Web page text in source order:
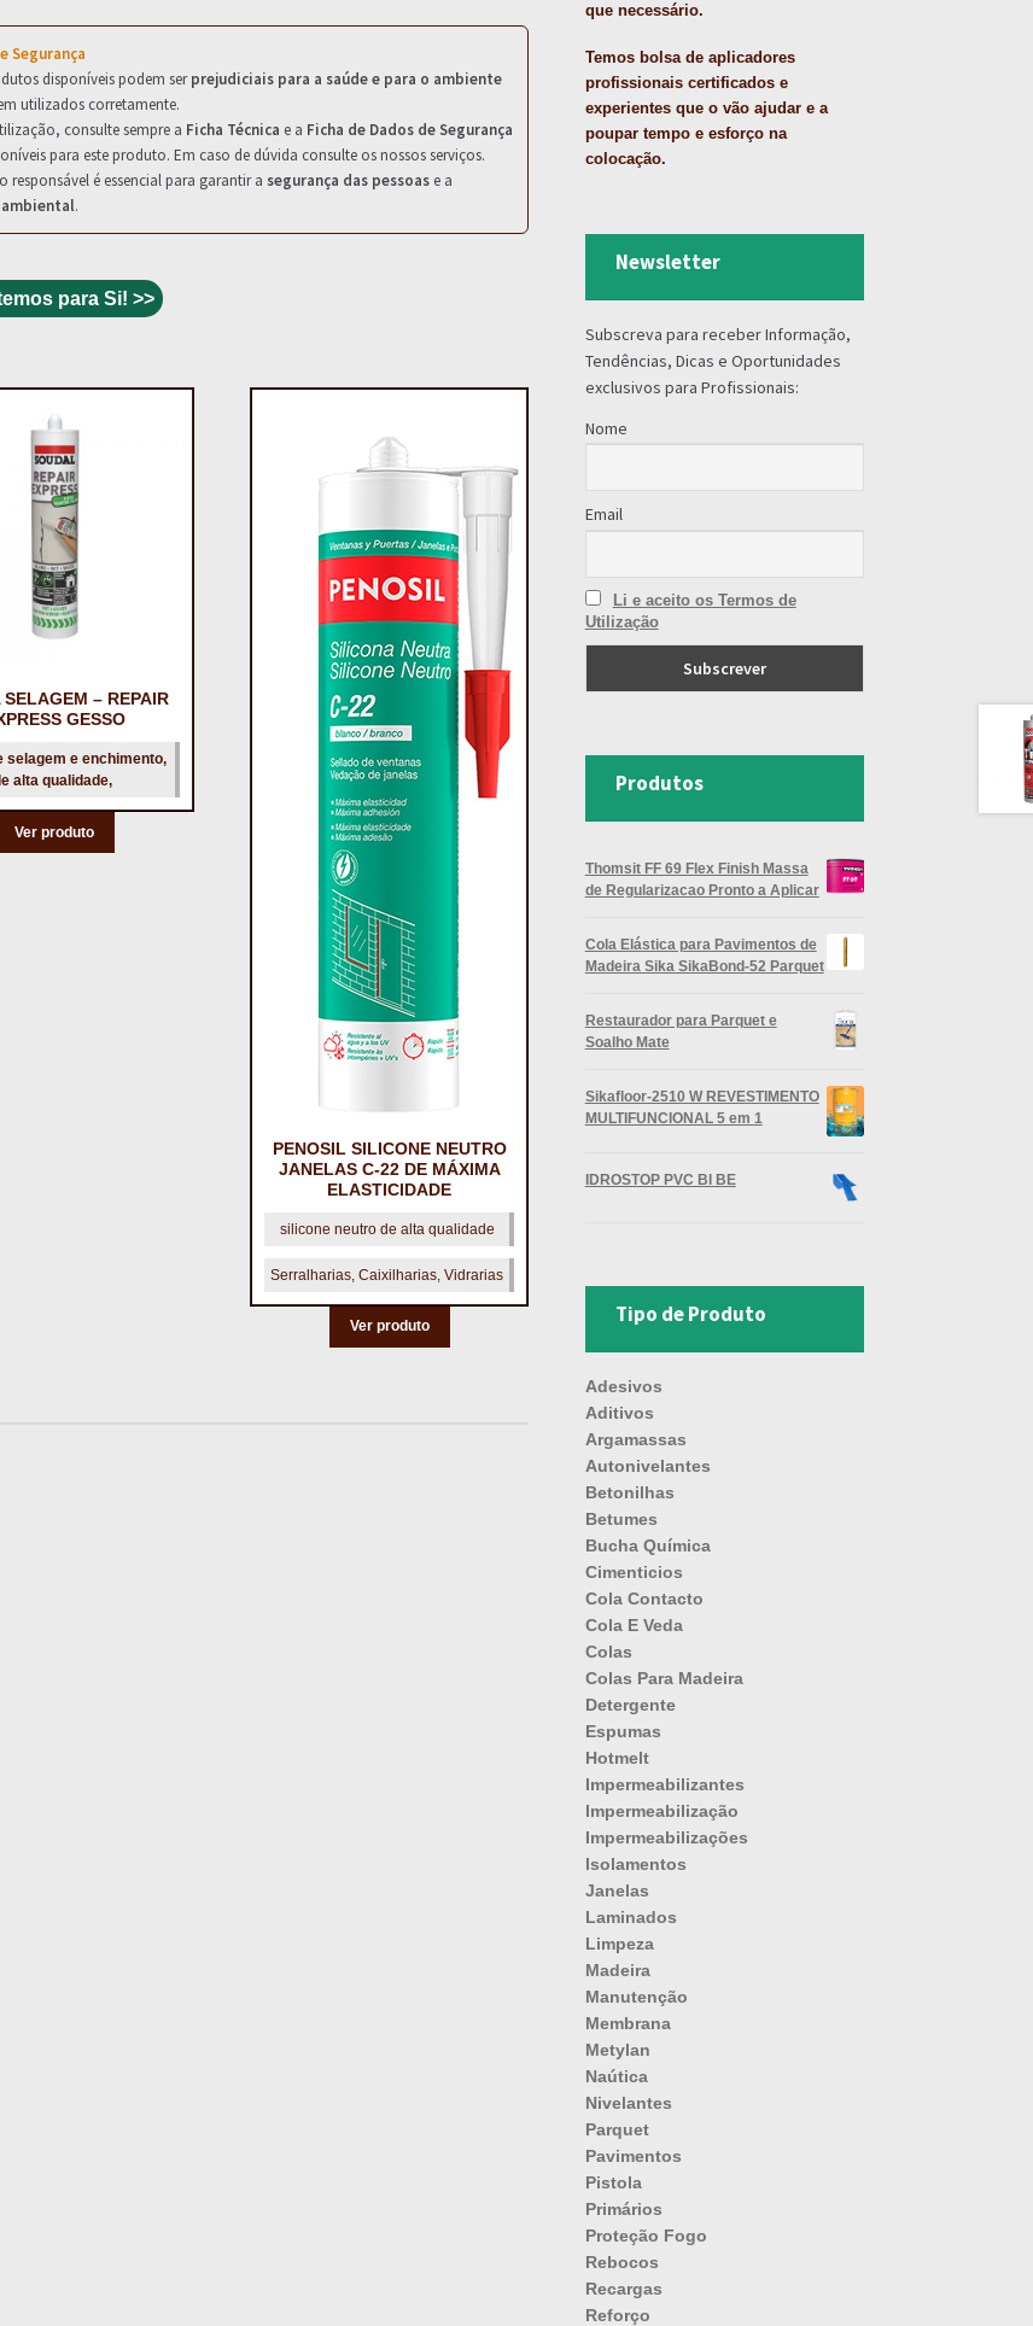
Segurança
disponíveis podem serprejudiciais para a saúde e para o ambiente
utilizados corretamente.
consulte sempre a Ficha Técnica e a Ficha de Dados de Segurança
para este produto. Em caso de dúvida consulte os nossos serviços.
responsável é essencial para garantir a segurança das pessoase a
.
para Si! >>
SELAGEM – REPAIR
GESSO
selagem e enchimento,
alta qualidade,
Ver produto
PENOSIL SILICONE NEUTRO
JANELAS C-22 DE MÁXIMA
ELASTICIDADE
silicone neutro de alta qualidade
Serralharias, Caixilharias, Vidrarias
Ver produto
que necessário.
Temos bolsa de aplicadores
profissionais certificados e
experientes que o vão ajudar e a
poupar tempo e esforço na
colocação.
Newsletter
Subscreva para receber Informação,
Tendências, Dicas e Oportunidades
exclusivos para Profissionais:
Nome
Email
Li e aceito os Termos de
Utilização
Produtos
Thomsit FF 69 Flex Finish Massa
de Regularizacao Pronto a Aplicar
Cola Elástica para Pavimentos de
Madeira Sika SikaBond-52 Parquet
Restaurador para Parquet e
Soalho Mate
Sikafloor-2510 W REVESTIMENTO
MULTIFUNCIONAL 5 em 1
IDROSTOP PVC BI BE
Tipo de Produto
Adesivos
Aditivos
Argamassas
Autonivelantes
Betonilhas
Betumes
Bucha Química
Cimenticios
Cola Contacto
Cola E Veda
Colas
Colas Para Madeira
Detergente
Espumas
Hotmelt
Impermeabilizantes
Impermeabilização
Impermeabilizações
Isolamentos
Janelas
Laminados
Limpeza
Madeira
Manutenção
Membrana
Metylan
Naútica
Nivelantes
Parquet
Pavimentos
Pistola
Primários
Proteção Fogo
Rebocos
Recargas
Reforço